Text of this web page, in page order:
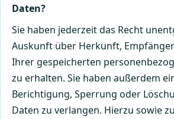
Daten?
Sie haben jederzeit das Recht
Auskunft über Herkunft,
Ihrer gespeicherten
zu erhalten. Sie haben außerdem
Berichtigung, Sperrung oder
Daten zu verlangen. Hierzu sowie